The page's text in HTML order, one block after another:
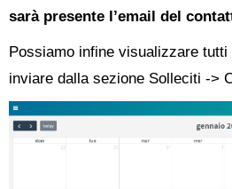
sarà presente l’email del
Possiamo infine visualizzare
inviare dalla sezione Solleciti ->